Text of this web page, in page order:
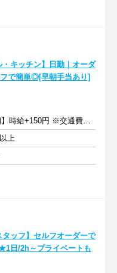
・キッチン】日勤｜オーダ
で簡単◎[早朝手当あり]
時給1150円～【早朝】時給+150円 ※交通費支給
上
タッフ】セルフオーダーで
日/2h～プライベートも